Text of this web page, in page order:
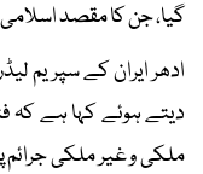
گیا، جن کا مقصد اسلامی
ادھر ایران کے سپریم
دیتے ہوئے کہا ہے کہ
ملکی و غیر ملکی